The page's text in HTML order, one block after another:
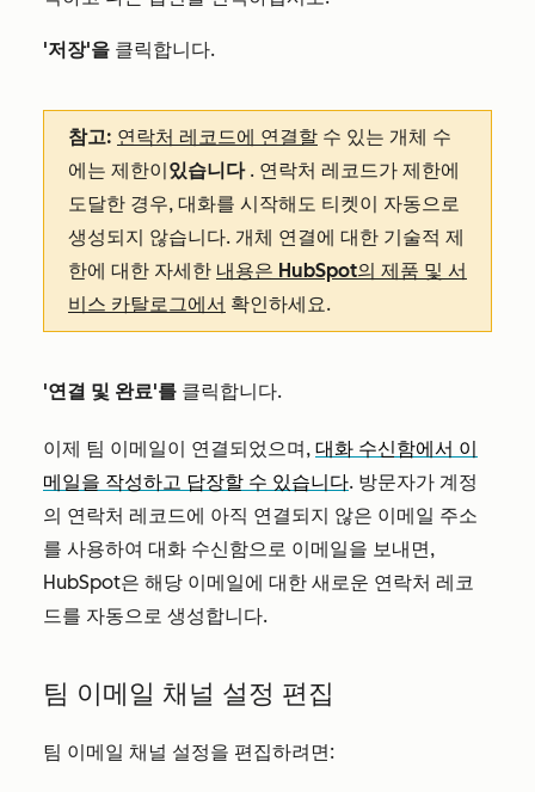
'저장'을 클릭합니다.
참고: 연락처 레코드에 연결할 수 있는 개체 수
에는 제한이있습니다 . 연락처 레코드가 제한에
도달한 경우, 대화를 시작해도 티켓이 자동으로
생성되지 않습니다. 개체 연결에 대한 기술적 제
한에 대한 자세한 내용은 HubSpot의 제품 및 서
비스 카탈로그에서 확인하세요.
'연결 및 완료'를 클릭합니다.
이제 팀 이메일이 연결되었으며, 대화 수신함에서 이
메일을 작성하고 답장할 수 있습니다. 방문자가 계정
의 연락처 레코드에 아직 연결되지 않은 이메일 주소
를 사용하여 대화 수신함으로 이메일을 보내면,
HubSpot은 해당 이메일에 대한 새로운 연락처 레코
드를 자동으로 생성합니다.
팀 이메일 채널 설정 편집
팀 이메일 채널 설정을 편집하려면: